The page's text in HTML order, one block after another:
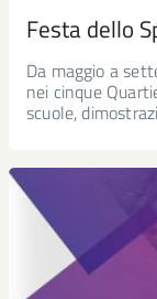
Festa dello
Da maggio a
nei cinque
scuole,